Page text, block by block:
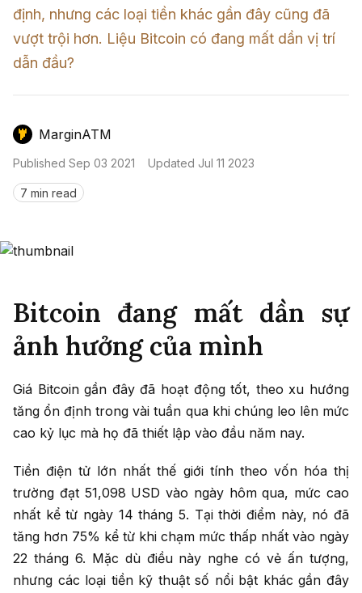
Kinh Nghiệm Đầu Tư
Sàn Giao Dịch
Mô Hình Biểu Đồ Giá
GameFi
Sign in
định, nhưng các loại tiền khác gần đây cũng đã
vượt trội hơn. Liệu Bitcoin có đang mất dần vị trí
dẫn đầu?
MarginATM
Published Sep 03 2021 Updated Jul 11 2023
7 min read
Bitcoin đang mất dần sự
ảnh hưởng của mình
Giá Bitcoin gần đây đã hoạt động tốt, theo xu hướng
tăng ổn định trong vài tuần qua khi chúng leo lên mức
cao kỷ lục mà họ đã thiết lập vào đầu năm nay.
Tiền điện tử lớn nhất thế giới tính theo vốn hóa thị
trường đạt 51,098 USD vào ngày hôm qua, mức cao
nhất kể từ ngày 14 tháng 5. Tại thời điểm này, nó đã
tăng hơn 75% kể từ khi chạm mức thấp nhất vào ngày
22 tháng 6. Mặc dù điều này nghe có vẻ ấn tượng,
nhưng các loại tiền kỹ thuật số nổi bật khác gần đây